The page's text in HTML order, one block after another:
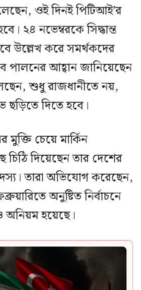
ওই দিনই পিটিআই’র
২৪ নভেম্বরকে সিদ্ধান্ত
উল্লেখ করে সমর্থকদের
পালনের আহ্বান জানিয়েছেন
শুধু রাজধানীতে নয়,
ছড়িতে দিতে হবে।
মুক্তি চেয়ে মার্কিন
চিঠি দিয়েছেন তার দেশের
তারা অভিযোগ করেছেন,
অনুষ্টিত নির্বাচনে
অনিয়ম হয়েছে।